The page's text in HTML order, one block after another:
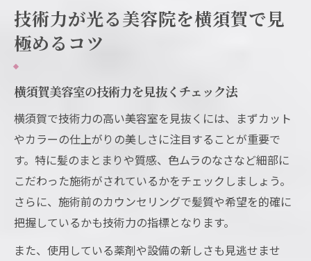
技術力が光る美容院を横須賀で見
極めるコツ
横須賀美容室の技術力を見抜くチェック法
横須賀で技術力の高い美容室を見抜くには、まずカット
やカラーの仕上がりの美しさに注目することが重要で
す。特に髪のまとまりや質感、色ムラのなさなど細部に
こだわった施術がされているかをチェックしましょう。
さらに、施術前のカウンセリングで髪質や希望を的確に
把握しているかも技術力の指標となります。
また、使用している薬剤や設備の新しさも見逃せませ